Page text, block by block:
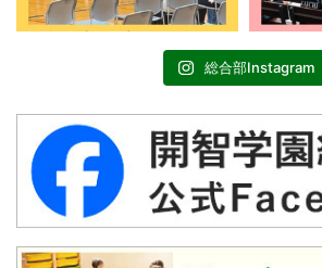
総合部Instagram